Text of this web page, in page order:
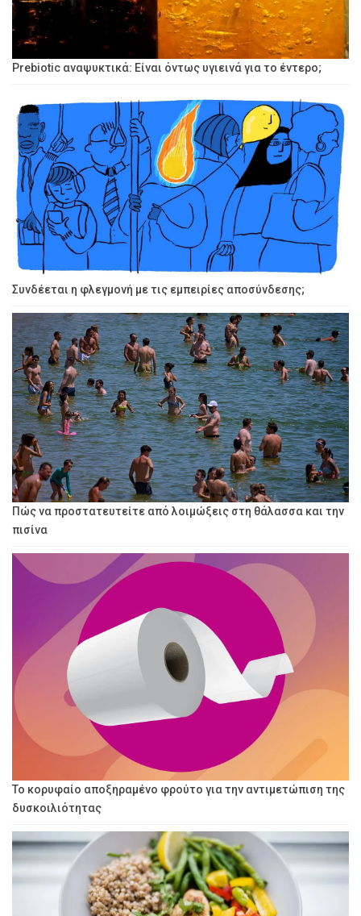
Prebiotic αναψυκτικά: Είναι όντως υγιεινά για το έντερο;
Συνδέεται η φλεγμονή με τις εμπειρίες αποσύνδεσης;
Πώς να προστατευτείτε από λοιμώξεις στη θάλασσα και την
πισίνα
Το κορυφαίο αποξηραμένο φρούτο για την αντιμετώπιση της
δυσκοιλιότητας